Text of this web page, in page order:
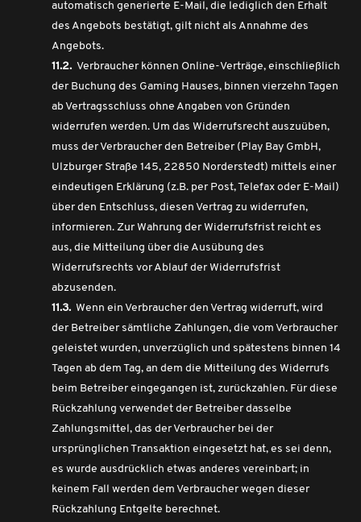
automatisch generierte E-Mail, die lediglich den Erhalt
des Angebots bestätigt, gilt nicht als Annahme des
Angebots.
11.2. Verbraucher können Online-Verträge, einschließlich
der Buchung des Gaming Hauses, binnen vierzehn Tagen
ab Vertragsschluss ohne Angaben von Gründen
widerrufen werden. Um das Widerrufsrecht auszuüben,
muss der Verbraucher den Betreiber (Play Bay GmbH,
Ulzburger Straße 145, 22850 Norderstedt) mittels einer
eindeutigen Erklärung (z.B. per Post, Telefax oder E-Mail)
über den Entschluss, diesen Vertrag zu widerrufen,
informieren. Zur Wahrung der Widerrufsfrist reicht es
aus, die Mitteilung über die Ausübung des
Widerrufsrechts vor Ablauf der Widerrufsfrist
abzusenden.
11.3. Wenn ein Verbraucher den Vertrag widerruft, wird
der Betreiber sämtliche Zahlungen, die vom Verbraucher
geleistet wurden, unverzüglich und spätestens binnen 14
Tagen ab dem Tag, an dem die Mitteilung des Widerrufs
beim Betreiber eingegangen ist, zurückzahlen. Für diese
Rückzahlung verwendet der Betreiber dasselbe
Zahlungsmittel, das der Verbraucher bei der
ursprünglichen Transaktion eingesetzt hat, es sei denn,
es wurde ausdrücklich etwas anderes vereinbart; in
keinem Fall werden dem Verbraucher wegen dieser
Rückzahlung Entgelte berechnet.